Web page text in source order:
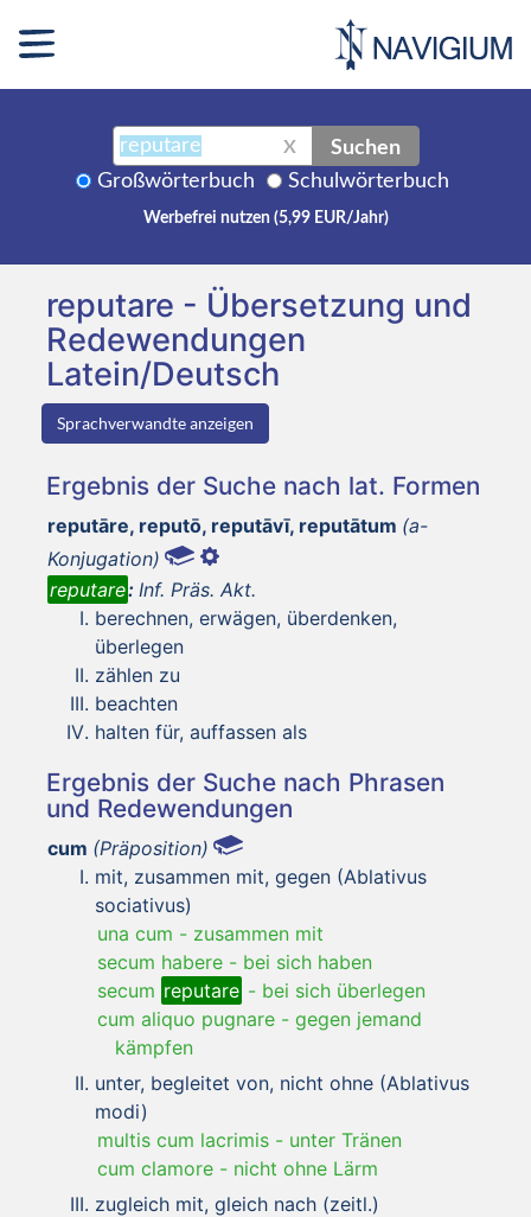
X Suchen
Großwörterbuch Schulwörterbuch
Werbefrei nutzen (5,99 EUR/Jahr)
reputare - Übersetzung und
Redewendungen
Latein/Deutsch
Sprachverwandte anzeigen
Ergebnis der Suche nach lat. Formen
reputāre, reputō, reputāvī, reputātum (a-
Konjugation)
reputare: Inf. Präs. Akt.
berechnen, erwägen, überdenken,
überlegen
zählen zu
beachten
halten für, auffassen als
Ergebnis der Suche nach Phrasen
und Redewendungen
cum (Präposition)
mit, zusammen mit, gegen (Ablativus
sociativus)
una cum - zusammen mit
secum habere - bei sich haben
secum reputare - bei sich überlegen
cum aliquo pugnare - gegen jemand
kämpfen
unter, begleitet von, nicht ohne (Ablativus
modi)
multis cum lacrimis - unter Tränen
cum clamore - nicht ohne Lärm
zugleich mit, gleich nach (zeitl.)